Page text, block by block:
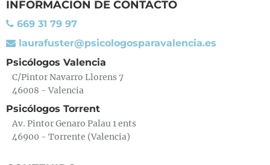
INFORMACIÓN DE CONTACTO
669 31 79 97
laurafuster@psicologosparavalencia.es
Psicólogos Valencia
C/Pintor Navarro Llorens 7
46008 - Valencia
Psicólogos Torrent
Av. Pintor Genaro Palau 1 ents
46900 - Torrente (Valencia)